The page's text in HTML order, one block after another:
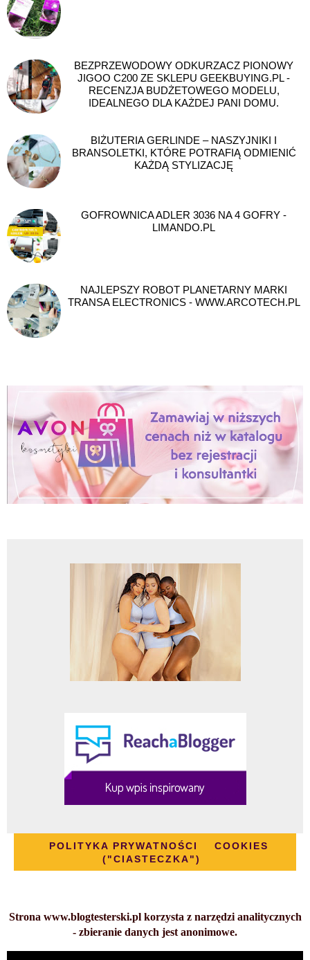
BEZPRZEWODOWY ODKURZACZ PIONOWY
JIGOO C200 ZE SKLEPU GEEKBUYING.PL -
RECENZJA BUDŻETOWEGO MODELU,
IDEALNEGO DLA KAŻDEJ PANI DOMU.
BIŻUTERIA GERLINDE – NASZYJNIKI I
BRANSOLETKI, KTÓRE POTRAFIĄ ODMIENIĆ
KAŻDĄ STYLIZACJĘ
GOFROWNICA ADLER 3036 NA 4 GOFRY -
LIMANDO.PL
NAJLEPSZY ROBOT PLANETARNY MARKI
TRANSA ELECTRONICS - WWW.ARCOTECH.PL
POLITYKA PRYWATNOŚCI
COOKIES
("CIASTECZKA")
Strona www.blogtesterski.pl korzysta z narzędzi analitycznych
- zbieranie danych jest anonimowe.